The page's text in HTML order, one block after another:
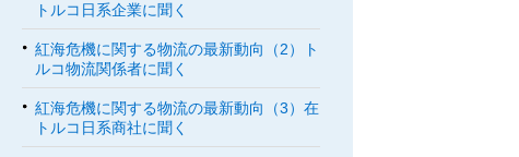
トルコ日系企業に聞く
紅海危機に関する物流の最新動向（2）ト
ルコ物流関係者に聞く
紅海危機に関する物流の最新動向（3）在
トルコ日系商社に聞く